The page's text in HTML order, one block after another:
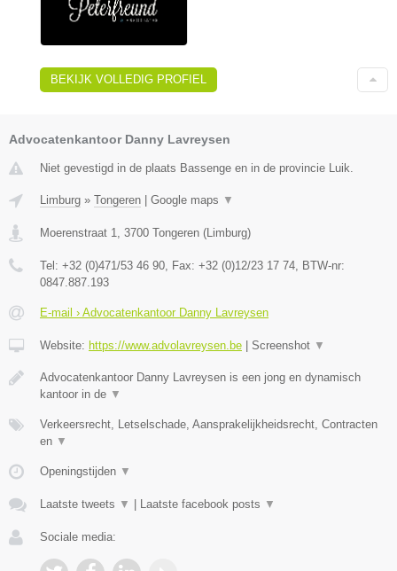
BEKIJK VOLLEDIG PROFIEL
Advocatenkantoor Danny Lavreysen
Niet gevestigd in de plaats Bassenge en in de provincie Luik.
Limburg » Tongeren Google maps ▼
Moerenstraat 1, 3700 Tongeren (Limburg)
Tel: +32 (0)471/53 46 90, Fax: +32 (0)12/23 17 74, BTW-nr:
0847.887.193
E-mail › Advocatenkantoor Danny Lavreysen
Website: https://www.advolavreysen.be Screenshot ▼
Advocatenkantoor Danny Lavreysen is een jong en dynamisch
kantoor in de ▼
Verkeersrecht, Letselschade, Aansprakelijkheidsrecht, Contracten
en ▼
Openingstijden ▼
Laatste tweets ▼ Laatste facebook posts ▼
Sociale media: